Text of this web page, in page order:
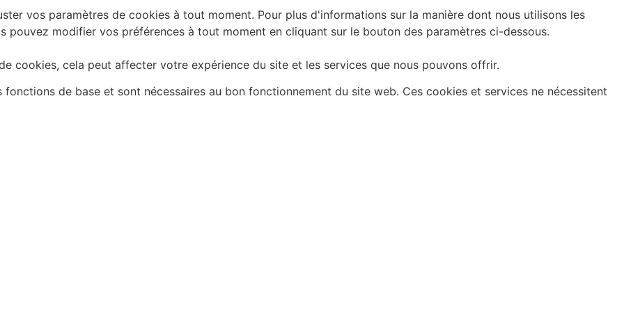
vos paramètres de cookies à tout moment. Pour plus d'informations sur la manière dont nous utilisons les
modifier vos préférences à tout moment en cliquant sur le bouton des paramètres ci-dessous.
cookies, cela peut affecter votre expérience du site et les services que nous pouvons offrir.
de base et sont nécessaires au bon fonctionnement du site web. Ces cookies et services ne nécessitent